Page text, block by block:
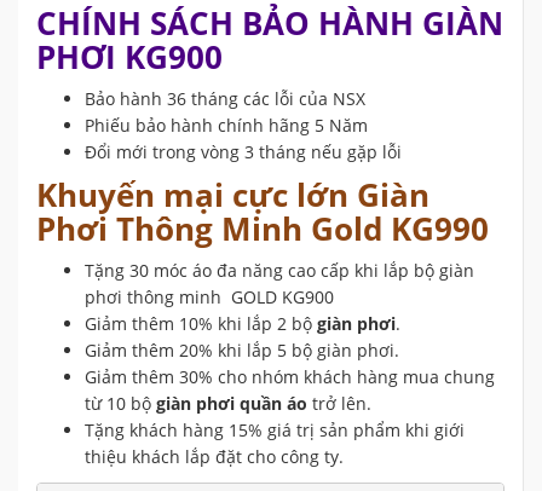
CHÍNH SÁCH BẢO HÀNH GIÀN
PHƠI KG900
Bảo hành 36 tháng các lỗi của NSX
Phiếu bảo hành chính hãng 5 Năm
Đổi mới trong vòng 3 tháng nếu gặp lỗi
Khuyến mại cực lớn Giàn
Phơi Thông Minh Gold KG990
Tặng 30 móc áo đa năng cao cấp khi lắp bộ giàn
phơi thông minh GOLD KG900
Giảm thêm 10% khi lắp 2 bộ giàn phơi.
Giảm thêm 20% khi lắp 5 bộ giàn phơi.
Giảm thêm 30% cho nhóm khách hàng mua chung
từ 10 bộ giàn phơi quần áo trở lên.
Tặng khách hàng 15% giá trị sản phẩm khi giới
thiệu khách lắp đặt cho công ty.